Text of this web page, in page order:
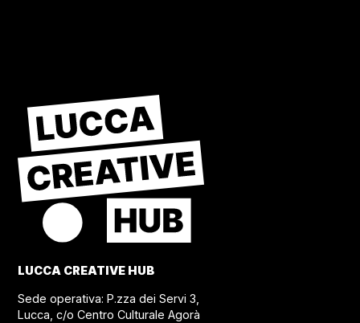
LUCCA CREATIVE HUB
Sede operativa: P.zza dei Servi 3,
Lucca, c/o Centro Culturale Agorà